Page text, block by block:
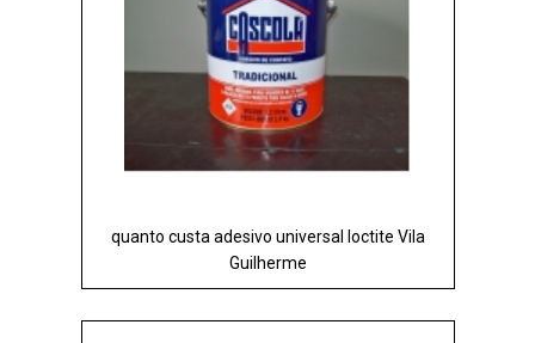
quanto custa adesivo universal loctite Vila
Guilherme